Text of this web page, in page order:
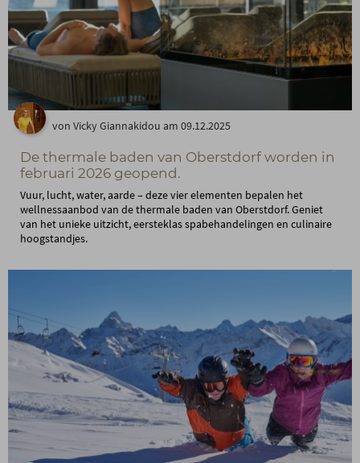
von Vicky Giannakidou am 09.12.2025
De thermale baden van Oberstdorf worden in
februari 2026 geopend.
Vuur, lucht, water, aarde – deze vier elementen bepalen het
wellnessaanbod van de thermale baden van Oberstdorf. Geniet
van het unieke uitzicht, eersteklas spabehandelingen en culinaire
hoogstandjes.